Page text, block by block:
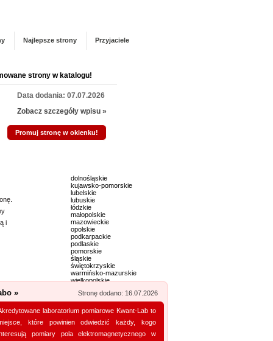
Najlepsze strony Przyjaciele
strony w katalogu!
Data dodania: 07.07.2026
Zobacz szczegóły wpisu »
Promuj stronę w okienku!
Data dodania: 02.07.2026
Zobacz szczegóły wpisu »
Promuj stronę w okienku!
strony w katalogu!
Data dodania: 22.07.2026
strony w katalogu!
dolnośląskie
kujawsko-pomorskie
lubelskie
lubuskie
łódzkie
małopolskie
mazowieckie
opolskie
podkarpackie
podlaskie
pomorskie
śląskie
świętokrzyskie
warmińsko-mazurskie
wielkopolskie
i
» Stronę dodano: 16.07.2026
laboratorium pomiarowe Kwant-Lab to
które powinien odwiedzić każdy, kogo
pomiary pola elektromagnetycznego w